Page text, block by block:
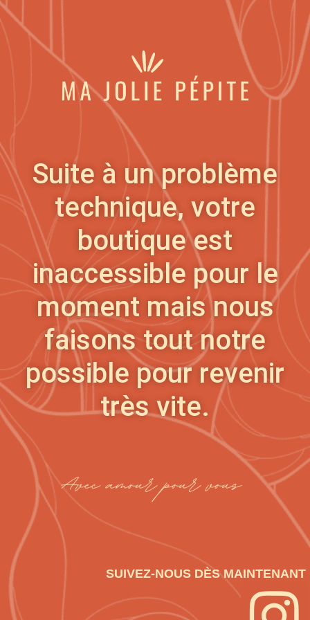
Suite à un problème
technique, votre
boutique est
inaccessible pour le
moment mais nous
faisons tout notre
possible pour revenir
très vite.
SUIVEZ-NOUS DÈS MAINTENANT